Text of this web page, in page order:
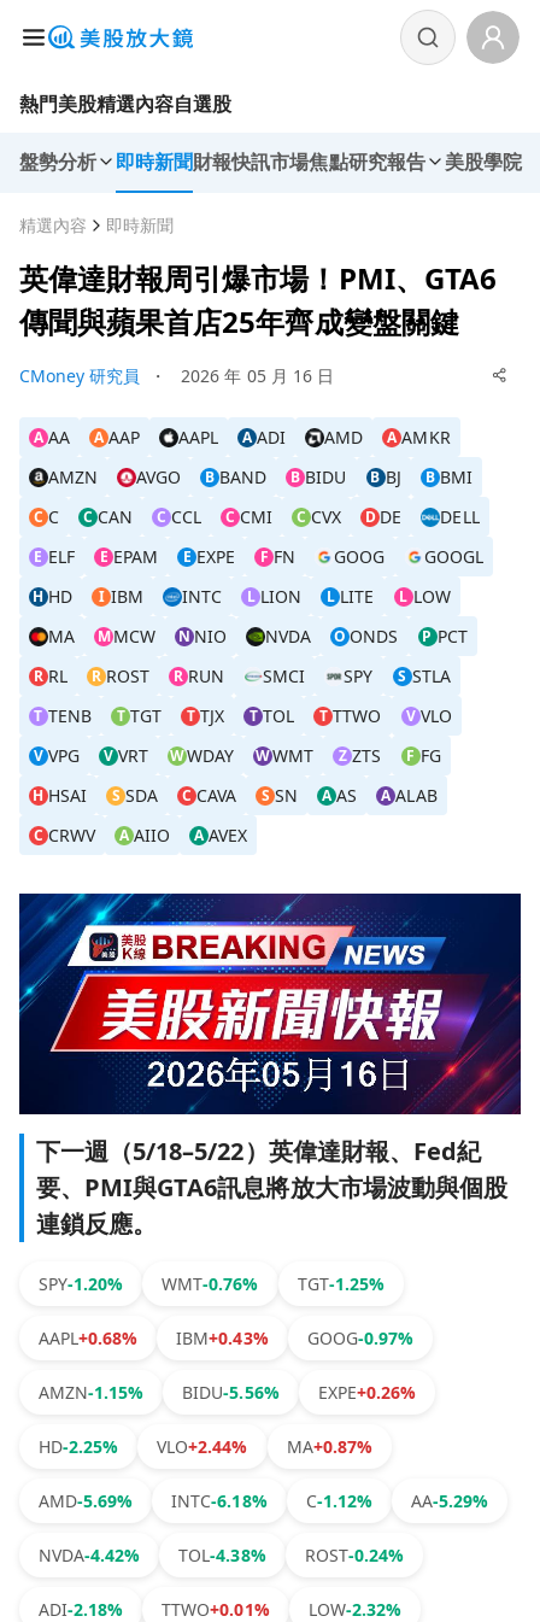
熱門美股精選內容自選股
盤勢分析 即時新聞財報快訊市場焦點研究報告 美股學院
精選內容 即時新聞
英偉達財報周引爆市場！PMI、GTA6
傳聞與蘋果首店25年齊成變盤關鍵
CMoney 研究員 ・ 2026 年 05 月 16 日
A AA A AAP AAPL A ADI AMD A AMKR
AMZN
AVGO B BAND B BIDU B BJ B BMI
C C C CAN C CCL C CMI C CVX D DE DELL
E ELF E EPAM E EXPE F FN GOOG GOOGL
H HD I IBM INTC L LION L LITE L LOW
MA
M MCW N NIO NVDA O ONDS P PCT
R RL R ROST R RUN SMCI SPY S STLA
T TENB T TGT T TJX T TOL T TTWO V VLO
V VPG V VRT WWDAY WWMT Z ZTS F FG
H HSAI S SDA C CAVA S SN A AS A ALAB
C CRWV A AIIO A AVEX
下一週（5/18–5/22）英偉達財報、Fed紀
要、PMI與GTA6訊息將放大市場波動與個股
連鎖反應。
SPY-1.20% WMT-0.76% TGT-1.25%
AAPL+0.68% IBM+0.43% GOOG-0.97%
AMZN-1.15% BIDU-5.56% EXPE+0.26%
HD-2.25% VLO+2.44% MA+0.87%
AMD-5.69% INTC-6.18% C-1.12% AA-5.29%
NVDA-4.42% TOL-4.38% ROST-0.24%
ADI-2.18% TTWO+0.01% LOW-2.32%